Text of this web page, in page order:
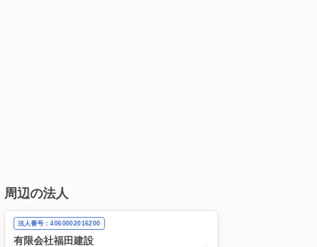
周辺の法人
法人番号：4060002016200
有限会社福田建設